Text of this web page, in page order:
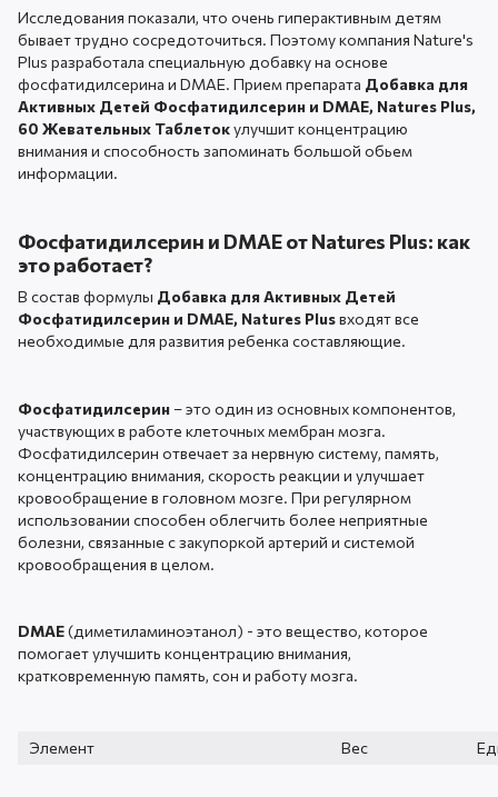
Исследования показали, что очень гиперактивным детям
бывает трудно сосредоточиться. Поэтому компания Nature's
Plus разработала специальную добавку на основе
фосфатидилсерина и DMAE. Прием препарата Добавка для
Активных Детей Фосфатидилсерин и DMAE, Natures Plus,
60 Жевательных Таблетокулучшит концентрацию
внимания и способность запоминать большой обьем
информации.
Фосфатидилсерин и DMAE от Natures Plus: как
это работает?
В состав формулы Добавка для Активных Детей
Фосфатидилсерин и DMAE, Natures Plusвходят все
необходимые для развития ребенка составляющие.
Фосфатидилсерин– это один из основных компонентов,
участвующих в работе клеточных мембран мозга.
Фосфатидилсерин отвечает за нервную систему, память,
концентрацию внимания, скорость реакции и улучшает
кровообращение в головном мозге. При регулярном
использовании способен облегчить более неприятные
болезни, связанные с закупоркой артерий и системой
кровообращения в целом.
DMAE(диметиламиноэтанол) - это вещество, которое
помогает улучшить концентрацию внимания,
кратковременную память, сон и работу мозга.
Элемент Вес